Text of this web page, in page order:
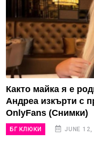
Както майка я е
Андреа изкърти с
OnlyFans (Снимки)
БГ КЛЮКИ JUNE 12,